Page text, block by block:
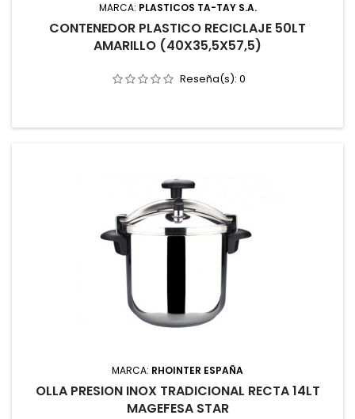
MARCA: PLASTICOS TA-TAY S.A.
CONTENEDOR PLASTICO RECICLAJE 50LT
AMARILLO (40X35,5X57,5)
Reseña(s): 0
MARCA: RHOINTER ESPAÑA
OLLA PRESION INOX TRADICIONAL RECTA 14LT
MAGEFESA STAR